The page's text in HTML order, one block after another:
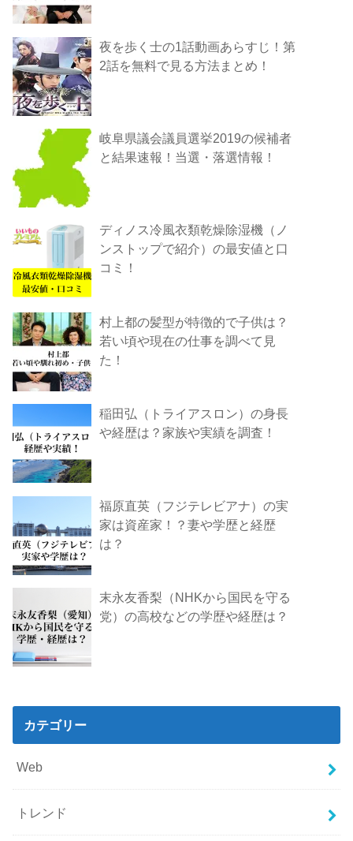
夜を歩く士の1話動画あらすじ！第
2話を無料で見る方法まとめ！
岐阜県議会議員選挙2019の候補者
と結果速報！当選・落選情報！
ディノス冷風衣類乾燥除湿機（ノ
ンストップで紹介）の最安値と口
コミ！
村上都の髪型が特徴的で子供は？
若い頃や現在の仕事を調べて見
た！
稲田弘（トライアスロン）の身長
や経歴は？家族や実績を調査！
福原直英（フジテレビアナ）の実
家は資産家！？妻や学歴と経歴
は？
末永友香梨（NHKから国民を守る
党）の高校などの学歴や経歴は？
カテゴリー
Web
トレンド